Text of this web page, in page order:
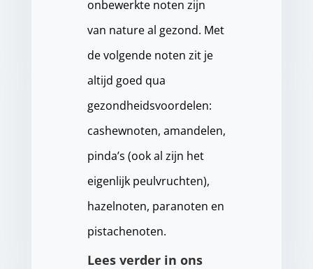
onbewerkte noten zijn
van nature al gezond. Met
de volgende noten zit je
altijd goed qua
gezondheidsvoordelen:
cashewnoten, amandelen,
pinda’s (ook al zijn het
eigenlijk peulvruchten),
hazelnoten, paranoten en
pistachenoten.
Lees verder in ons